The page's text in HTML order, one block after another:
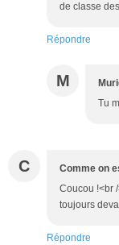
de classe
Répondre
M
Tu
C Comme on
Coucou !<br
toujours
Répondre